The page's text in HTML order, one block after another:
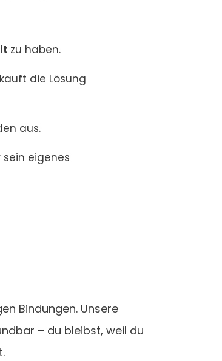
zu haben.
die Lösung
aus.
eigenes
Bindungen. Unsere
– du bleibst, weil du